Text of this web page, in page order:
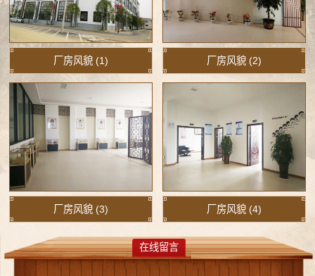
厂房风貌 (1) 厂房风貌 (2)
厂房风貌 (3) 厂房风貌 (4)
在线留言